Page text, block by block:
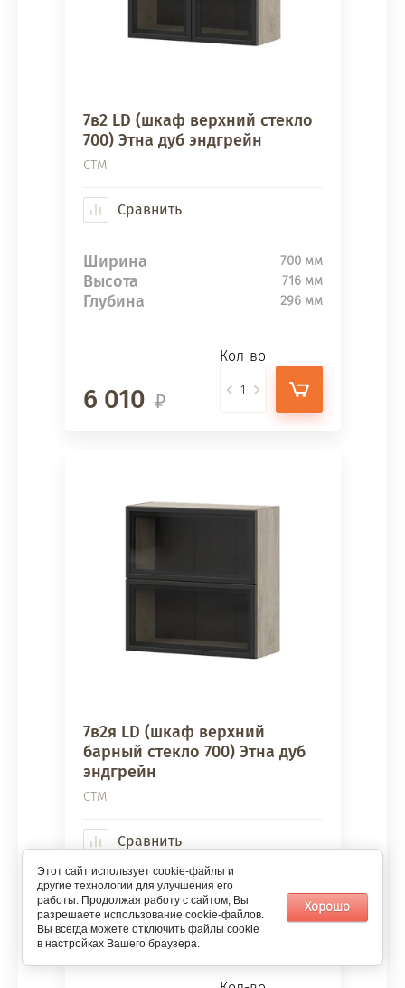
7в2 LD (шкаф верхний стекло
700) Этна дуб эндгрейн
СТМ
Сравнить
Ширина 700 мм
Высота 716 мм
Глубина 296 мм
6 010
Кол-во
7в2я LD (шкаф верхний
барный стекло 700) Этна дуб
эндгрейн
СТМ
Сравнить
Ширина 700 мм
Высота 716 мм
Глубина
Этот сайт использует cookie-файлы и
другие технологии для улучшения его
работы. Продолжая работу с сайтом, Вы
разрешаете использование cookie-файлов.
Вы всегда можете отключить файлы cookie
в настройках Вашего браузера.
Хорошо